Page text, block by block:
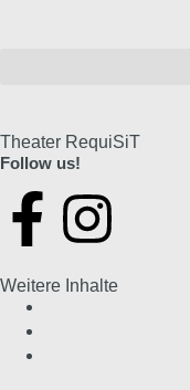
Theater RequiSiT
Follow us!
Weitere Inhalte